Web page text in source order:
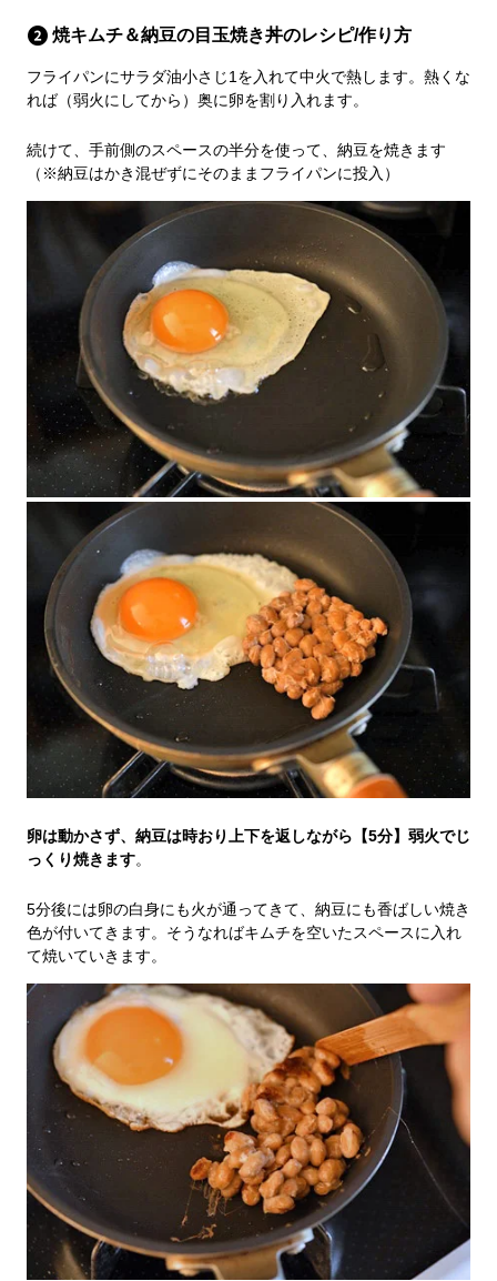
焼キムチ＆納豆の目玉焼き丼のレシピ/作り方
フライパンにサラダ油小さじ1を入れて中火で熱します。熱くな
れば（弱火にしてから）奥に卵を割り入れます。
続けて、手前側のスペースの半分を使って、納豆を焼きます
（※納豆はかき混ぜずにそのままフライパンに投入）
卵は動かさず、納豆は時おり上下を返しながら【5分】弱火でじ
っくり焼きます。
5分後には卵の白身にも火が通ってきて、納豆にも香ばしい焼き
色が付いてきます。そうなればキムチを空いたスペースに入れ
て焼いていきます。